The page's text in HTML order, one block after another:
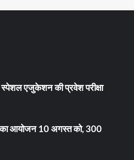
स्पेशल एजुकेशन की प्रवेश परीक्षा
का आयोजन 10 अगस्त को, 300